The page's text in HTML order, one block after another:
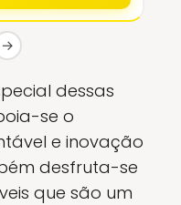
→
dessas
se o
e inovação
desfruta-se
que são um